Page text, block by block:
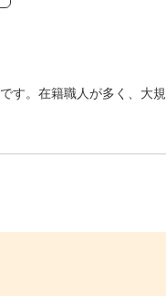
す。在籍職人が多く、大規